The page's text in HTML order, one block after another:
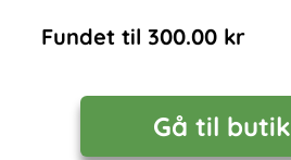
Fundet til 300.00kr
Gå til butik